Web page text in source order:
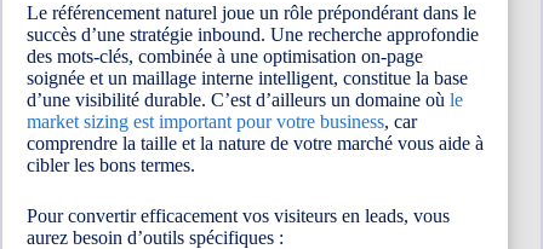
Le référencement naturel joue un rôle prépondérant dans le
succès d’une stratégie inbound. Une recherche approfondie
des mots-clés, combinée à une optimisation on-page
soignée et un maillage interne intelligent, constitue la base
d’une visibilité durable. C’est d’ailleurs un domaine où le
market sizing est important pour votre business, car
comprendre la taille et la nature de votre marché vous aide à
cibler les bons termes.
Pour convertir efficacement vos visiteurs en leads, vous
aurez besoin d’outils spécifiques :